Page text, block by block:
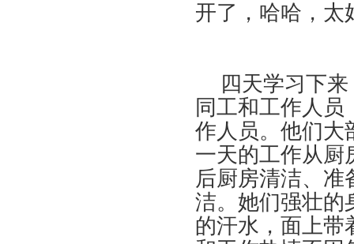
开了，哈哈，太
四天学习下来
同工和工作人
作人员。他们大
一天的工作从厨
后厨房清洁、
洁。她们强壮的
的汗水，面上带